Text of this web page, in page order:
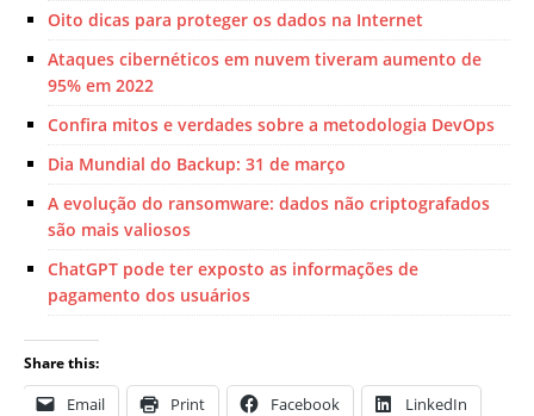
Oito dicas para proteger os dados na Internet
Ataques cibernéticos em nuvem tiveram aumento de
95% em 2022
Confira mitos e verdades sobre a metodologia DevOps
Dia Mundial do Backup: 31 de março
A evolução do ransomware: dados não criptografados
são mais valiosos
ChatGPT pode ter exposto as informações de
pagamento dos usuários
Share this:
Email Print Facebook LinkedIn